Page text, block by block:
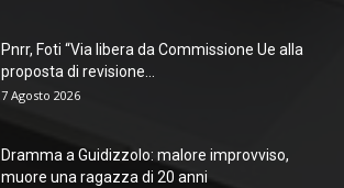
Pnrr, Foti “Via libera da Commissione Ue alla
proposta di revisione...
7 Agosto 2026
Dramma a Guidizzolo: malore improvviso,
muore una ragazza di 20 anni